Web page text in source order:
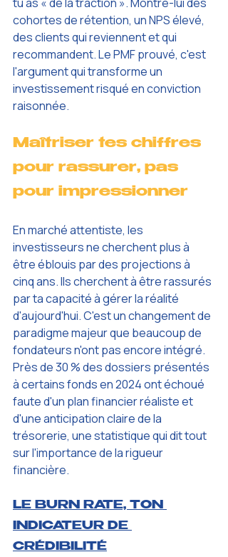
cohortes de rétention, un NPS élevé,
des clients qui reviennent et qui
recommandent. Le PMF prouvé, c'est
l'argument qui transforme un
investissement risqué en conviction
raisonnée.
Maîtriser tes chiffres
pour rassurer, pas
pour impressionner
En marché attentiste, les
investisseurs ne cherchent plus à
être éblouis par des projections à
cinq ans. Ils cherchent à être rassurés
par ta capacité à gérer la réalité
d'aujourd'hui. C'est un changement de
paradigme majeur que beaucoup de
fondateurs n'ont pas encore intégré.
Près de 30 % des dossiers présentés
à certains fonds en 2024 ont échoué
faute d'un plan financier réaliste et
d'une anticipation claire de la
trésorerie, une statistique qui dit tout
sur l'importance de la rigueur
financière.
LE BURN RATE, TON
INDICATEUR DE
CRÉDIBILITÉ